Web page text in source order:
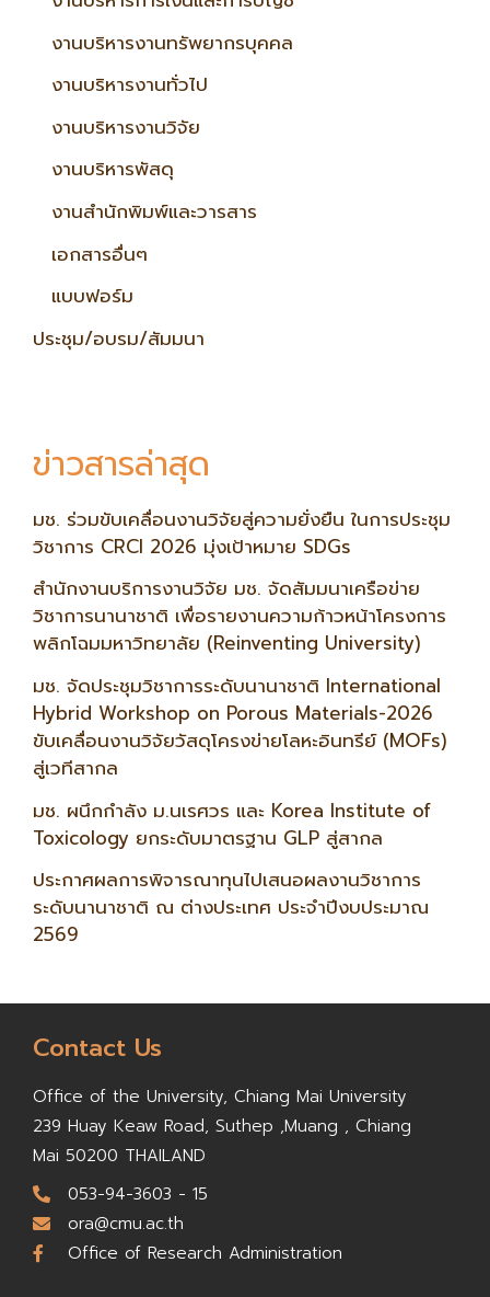
งานบริหารงานทรัพยากรบุคคล
งานบริหารงานทั่วไป
งานบริหารงานวิจัย
งานบริหารพัสดุ
งานสำนักพิมพ์และวารสาร
เอกสารอื่นๆ
แบบฟอร์ม
ประชุม/อบรม/สัมมนา
ข่าวสารล่าสุด
มช. ร่วมขับเคลื่อนงานวิจัยสู่ความยั่งยืน ในการประชุม
วิชาการ CRCI 2026 มุ่งเป้าหมาย SDGs
สำนักงานบริการงานวิจัย มช. จัดสัมมนาเครือข่าย
วิชาการนานาชาติ เพื่อรายงานความก้าวหน้าโครงการ
พลิกโฉมมหาวิทยาลัย (Reinventing University)
มช. จัดประชุมวิชาการระดับนานาชาติ International
Hybrid Workshop on Porous Materials-2026
ขับเคลื่อนงานวิจัยวัสดุโครงข่ายโลหะอินทรีย์ (MOFs)
สู่เวทีสากล
มช. ผนึกกำลัง ม.นเรศวร และ Korea Institute of
Toxicology ยกระดับมาตรฐาน GLP สู่สากล
ประกาศผลการพิจารณาทุนไปเสนอผลงานวิชาการ
ระดับนานาชาติ ณ ต่างประเทศ ประจำปีงบประมาณ
2569
Contact Us
Office of the University, Chiang Mai University
239 Huay Keaw Road, Suthep ,Muang , Chiang
Mai 50200 THAILAND
053-94-3603 - 15
ora@cmu.ac.th
Office of Research Administration